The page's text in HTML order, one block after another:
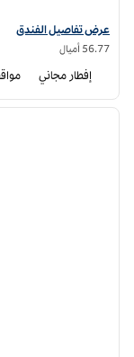
عرض تفاصيل الفندق
عرض تفاصيل الفندق
56.77 أميال
إفطار مجاني
1 من 12